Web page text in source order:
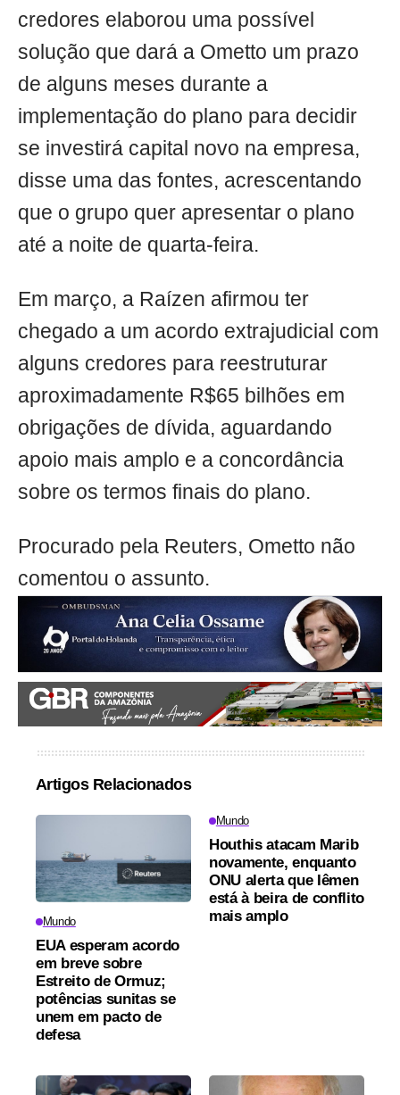
credores elaborou uma possível
solução que dará a Ometto um prazo
de alguns meses durante a
implementação do plano para decidir
se investirá capital novo na empresa,
disse uma das fontes, acrescentando
que o grupo quer apresentar o plano
até a noite de quarta-feira.
Em março, a Raízen afirmou ter
chegado a um acordo extrajudicial com
alguns credores para reestruturar
aproximadamente R$65 bilhões em
obrigações de dívida, aguardando
apoio mais amplo e a concordância
sobre os termos finais do plano.
Procurado pela Reuters, Ometto não
comentou o assunto.
Artigos Relacionados
Mundo
EUA esperam acordo
em breve sobre
Estreito de Ormuz;
potências sunitas se
unem em pacto de
defesa
Mundo
Houthis atacam Marib
novamente, enquanto
ONU alerta que Iêmen
está à beira de conflito
mais amplo